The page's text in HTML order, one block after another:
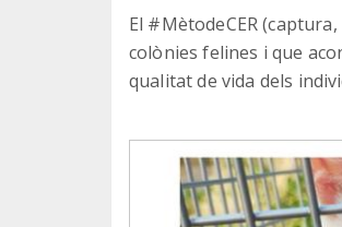
El #MètodeCER
colònies felines i que
qualitat de vida dels